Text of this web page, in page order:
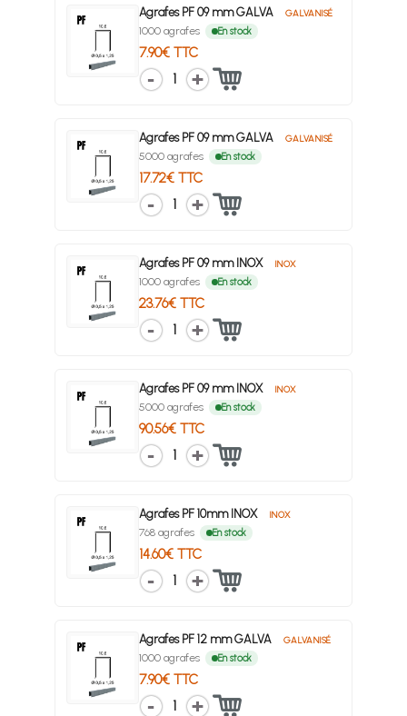
Agrafes PF 09 mm GALVA GALVANISÉ
1000 agrafes En stock
7.90€ TTC
1
Agrafes PF 09 mm GALVA GALVANISÉ
5000 agrafes En stock
17.72€ TTC
1
Agrafes PF 09 mm INOX INOX
1000 agrafes En stock
23.76€ TTC
1
Agrafes PF 09 mm INOX INOX
5000 agrafes En stock
90.56€ TTC
1
Agrafes PF 10mm INOX INOX
768 agrafes En stock
14.60€ TTC
1
Agrafes PF 12 mm GALVA GALVANISÉ
1000 agrafes En stock
7.90€ TTC
1